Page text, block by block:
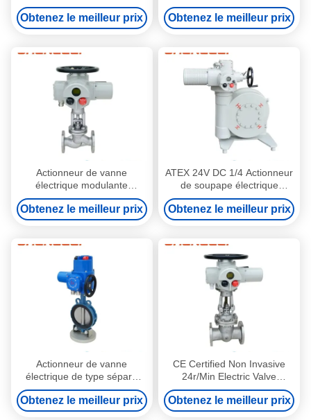
quart
Obtenez le meilleur prix
plusieurs tours
Thomson/Tolomatic/SMC
DIN/PN10/16/25 à
soupape d'isolation
Obtenez le meilleur prix
Actionneur de vanne
électrique modulante
intelligente à télécommande
pour applications
vannes/registres/CVAC
Obtenez le meilleur prix
ATEX 24V DC 1/4 Actionneur
de soupape électrique
Modbus allume-arrête avec
boîte de réduction de vers
Obtenez le meilleur prix
Actionneur de vanne
électrique de type séparé
avec température ordinaire
et alimentation électrique
pour vanne/registre/CVCA
Obtenez le meilleur prix
CE Certified Non Invasive
24r/Min Electric Valve
Actuator with 30000/Year
Production Capacity
Obtenez le meilleur prix